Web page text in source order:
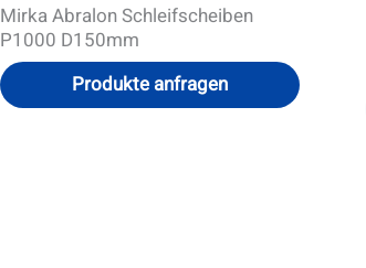
Mirka Abralon Schleifscheiben
P1000 D150mm
Produkte anfragen